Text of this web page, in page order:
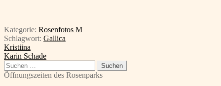
Kategorie: Rosenfotos M
Schlagwort: Gallica
Beitragsnavigation
Vorheriger
Beitrag:
Kristiina
Nächster
Beitrag:
Karin Schade
Suchen
nach:
Öffnungszeiten des Rosenparks